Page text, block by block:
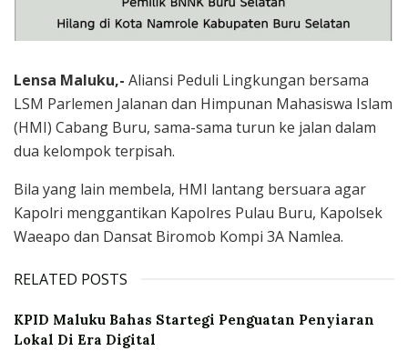
Lensa Maluku,- Aliansi Peduli Lingkungan bersama
LSM Parlemen Jalanan dan Himpunan Mahasiswa Islam
(HMI) Cabang Buru, sama-sama turun ke jalan dalam
dua kelompok terpisah.
Bila yang lain membela, HMI lantang bersuara agar
Kapolri menggantikan Kapolres Pulau Buru, Kapolsek
Waeapo dan Dansat Biromob Kompi 3A Namlea.
RELATED POSTS
KPID Maluku Bahas Startegi Penguatan Penyiaran
Lokal Di Era Digital